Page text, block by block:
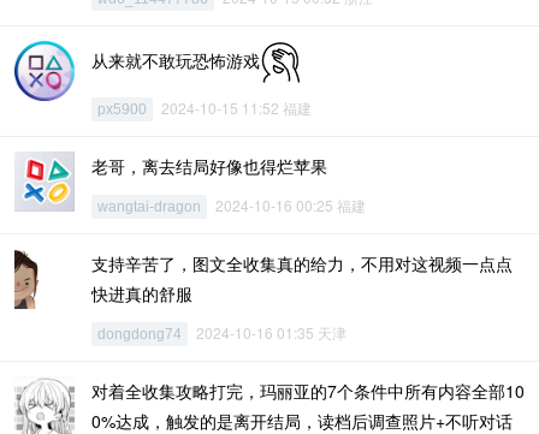
从来就不敢玩恐怖游戏
px5900 2024-10-15 11:52 福建
老哥，离去结局好像也得烂苹果
wangtai-dragon 2024-10-16 00:25 福建
支持辛苦了，图文全收集真的给力，不用对这视频一点点
快进真的舒服
dongdong74 2024-10-16 01:35 天津
对着全收集攻略打完，玛丽亚的7个条件中所有内容全部10
0%达成，触发的是离开结局，读档后调查照片+不听对话